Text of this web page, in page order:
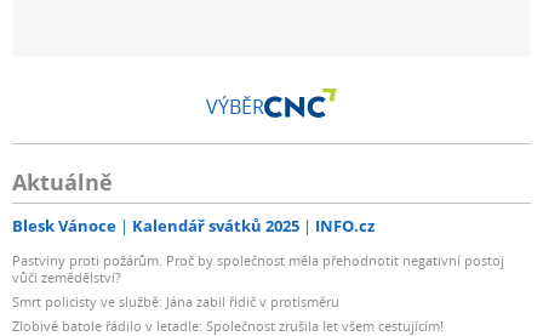
VÝBĚR
Aktuálně
Blesk Vánoce Kalendář svátků 2025 INFO.cz
Pastviny proti požárům. Proč by společnost měla přehodnotit negativní postoj
vůči zemědělství?
Smrt policisty ve službě: Jána zabil řidič v protisměru
Zlobivé batole řádilo v letadle: Společnost zrušila let všem cestujícím!